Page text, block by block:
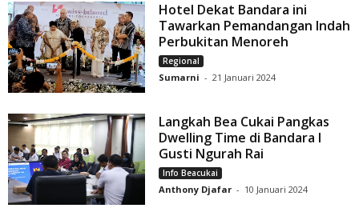
Hotel Dekat Bandara ini
Tawarkan Pemandangan Indah
Perbukitan Menoreh
Regional
Sumarni - 21 Januari 2024
Langkah Bea Cukai Pangkas
Dwelling Time di Bandara I
Gusti Ngurah Rai
Info Beacukai
Anthony Djafar - 10 Januari 2024